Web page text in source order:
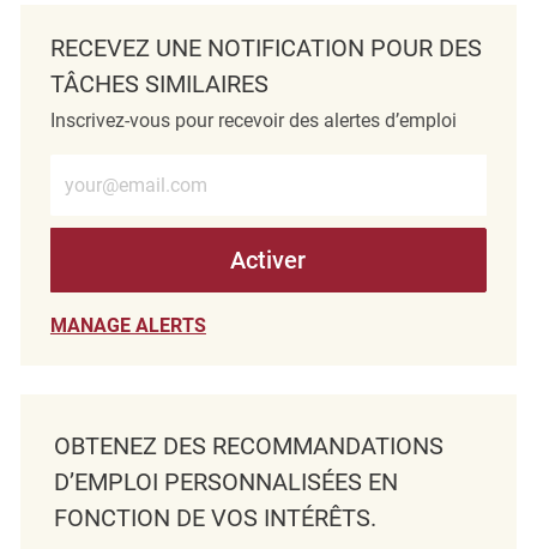
RECEVEZ UNE NOTIFICATION POUR DES
TÂCHES SIMILAIRES
Inscrivez-vous pour recevoir des alertes d’emploi
Activer
MANAGE ALERTS
OBTENEZ DES RECOMMANDATIONS
D’EMPLOI PERSONNALISÉES EN
FONCTION DE VOS INTÉRÊTS.